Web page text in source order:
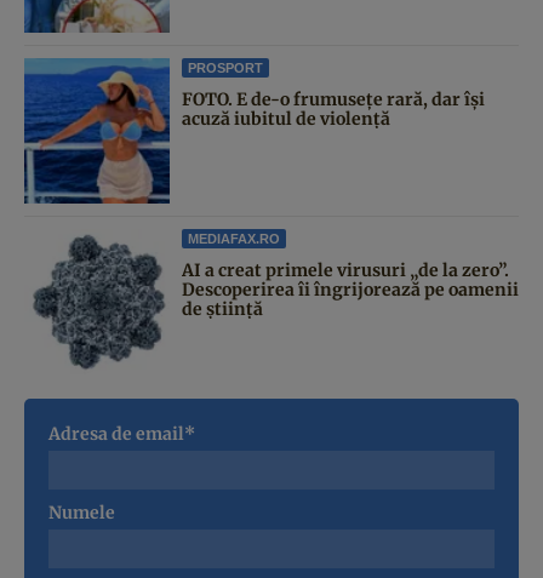
PROSPORT
FOTO. E de-o frumusețe rară, dar își
acuză iubitul de violență
MEDIAFAX.RO
AI a creat primele virusuri „de la zero”.
Descoperirea îi îngrijorează pe oamenii
de știință
Adresa de email*
Numele